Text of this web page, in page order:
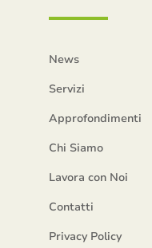
News
Servizi
Approfondimenti
Chi Siamo
Lavora con Noi
Contatti
Privacy Policy